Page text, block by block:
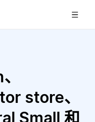
store、
Small 和